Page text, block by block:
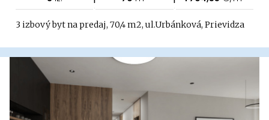
3 izbový byt na predaj, 70,4 m2, ul.Urbánková, Prievidza